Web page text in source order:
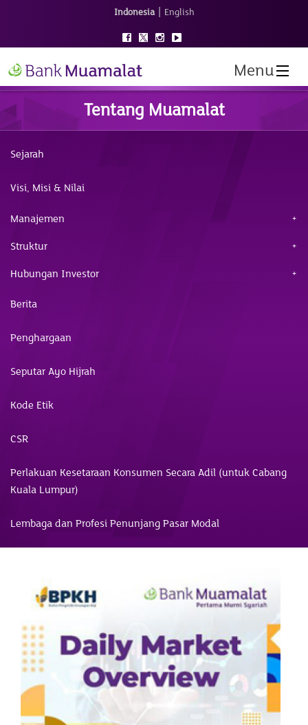
Indonesia | English
Menu
Tentang Muamalat
Sejarah
Visi, Misi & Nilai
Manajemen
Struktur
Hubungan Investor
Berita
Penghargaan
Seputar Ayo Hijrah
Kode Etik
CSR
Perlakuan Kesetaraan Konsumen Secara Adil (untuk Cabang
Kuala Lumpur)
Lembaga dan Profesi Penunjang Pasar Modal